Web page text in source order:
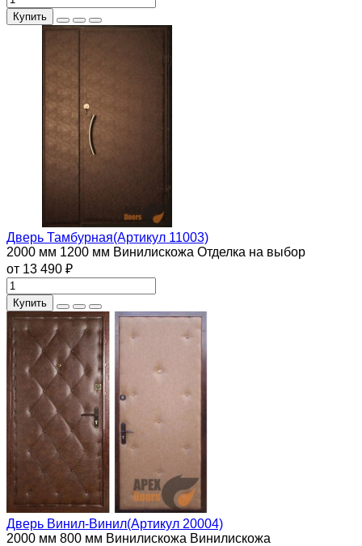
Купить
Дверь Тамбурная(Артикул 11003)
2000 мм 1200 мм Винилискожа Отделка на выбор
от 13 490 ₽
Купить
Дверь Винил-Винил(Артикул 20004)
2000 мм 800 мм Винилискожа Винилискожа